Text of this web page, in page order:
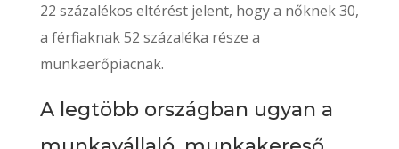
22 százalékos eltérést jelent, hogy a nőknek 30,
a férfiaknak 52 százaléka része a
munkaerőpiacnak.
A legtöbb országban ugyan a